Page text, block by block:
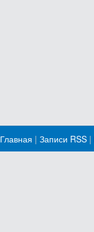
Главная | Записи RSS |